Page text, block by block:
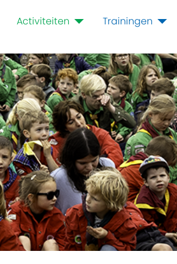
Activiteiten Trainingen